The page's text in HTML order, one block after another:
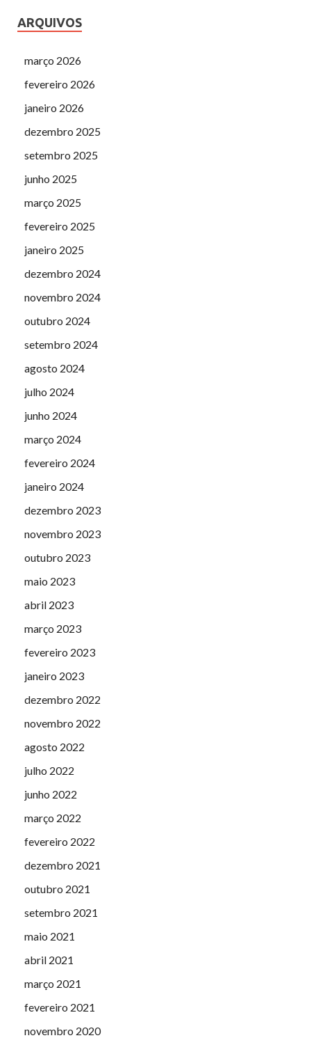
ARQUIVOS
março 2026
fevereiro 2026
janeiro 2026
dezembro 2025
setembro 2025
junho 2025
março 2025
fevereiro 2025
janeiro 2025
dezembro 2024
novembro 2024
outubro 2024
setembro 2024
agosto 2024
julho 2024
junho 2024
março 2024
fevereiro 2024
janeiro 2024
dezembro 2023
novembro 2023
outubro 2023
maio 2023
abril 2023
março 2023
fevereiro 2023
janeiro 2023
dezembro 2022
novembro 2022
agosto 2022
julho 2022
junho 2022
março 2022
fevereiro 2022
dezembro 2021
outubro 2021
setembro 2021
maio 2021
abril 2021
março 2021
fevereiro 2021
novembro 2020